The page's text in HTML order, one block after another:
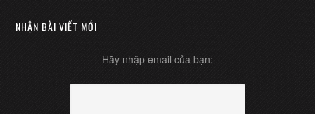
NHẬN BÀI VIẾT MỚI
Hãy nhập email của bạn: